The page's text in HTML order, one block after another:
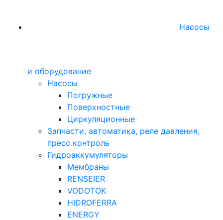
Насосы
и оборудование
Насосы
Погружные
Поверхностные
Циркуляционные
Запчасти, автоматика, реле давления,
пресс контроль
Гидроаккумуляторы
Мембраны
RENSEIER
VODOTOK
HIDROFERRA
ENERGY